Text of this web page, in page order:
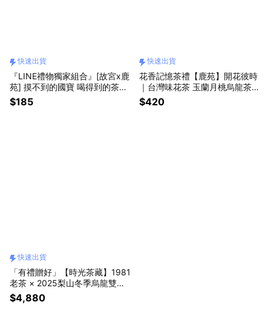
快速出貨
『LINE禮物獨家組合』[故宮x鹿
苑] 摸不到的國寶 喝得到的茶
香，國寶茶包明信片 (可品嚐 可
書寫 可寄送)「快速出貨」
$185
快速出貨
花香記憶茶禮【鹿苑】開花彼時
｜台灣味花茶 玉蘭月桃烏龍茶
（茶包）「快速出貨」
$420
快速出貨
「有禮贈好」【時光茶藏】1981
老茶 × 2025梨山冬季烏龍雙罐
木盒禮_獨家一件 「快速出貨」
$4,880